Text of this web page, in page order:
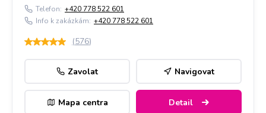
Telefon: +420 778 522 601
Info k zakázkám: +420 778 522 601
(576)
Zavolat Navigovat
Mapa centra Detail